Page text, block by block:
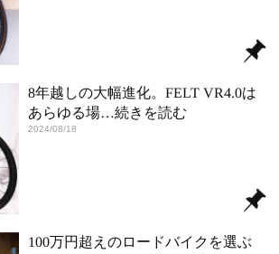
8年越しの大幅進化。FELT VR4.0は
あらゆる場…続きを読む
2024/08/18
100万円超えのロードバイクを選ぶ